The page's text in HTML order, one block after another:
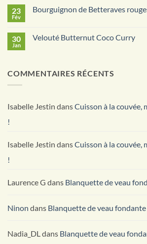
partagez
et
gagnez
sur
Caen
pour
23
Fév
Bourguignon de Betteraves
Bourguignon
30
Jan
Velouté Butternut Coco Curry
Butternut
COMMENTAIRES RÉCENTS
Isabelle Jestin dansCuisson à la couvée,
!
Isabelle Jestin dansCuisson à la couvée,
!
Laurence G dans Blanquette de veau
Ninon dans Blanquette de veau fondante
Nadia_DLdans Blanquette de veau